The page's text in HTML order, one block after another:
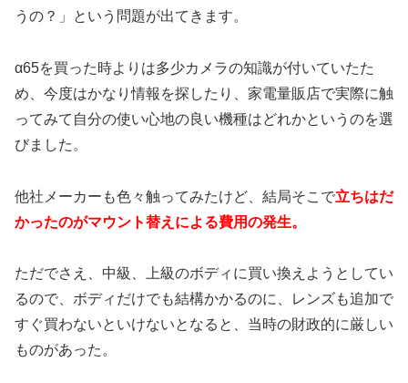
うの？」という問題が出てきます。
α65を買った時よりは多少カメラの知識が付いていたた
め、今度はかなり情報を探したり、家電量販店で実際に触
ってみて自分の使い心地の良い機種はどれかというのを選
びました。
他社メーカーも色々触ってみたけど、結局そこで立ちはだ
かったのがマウント替えによる費用の発生。
ただでさえ、中級、上級のボディに買い換えようとしてい
るので、ボディだけでも結構かかるのに、レンズも追加で
すぐ買わないといけないとなると、当時の財政的に厳しい
ものがあった。